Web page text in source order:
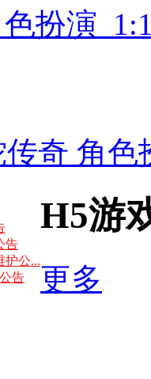
扮演
传奇 角色
告
护公...
告
H5游
更多